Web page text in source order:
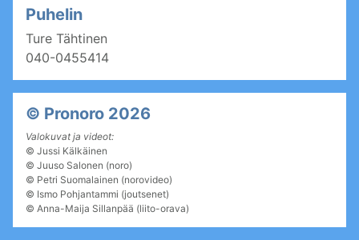
Puhelin
Ture Tähtinen
040-0455414
© Pronoro 2026
Valokuvat ja videot:
© Jussi Kälkäinen
© Juuso Salonen (noro)
© Petri Suomalainen (norovideo)
© Ismo Pohjantammi (joutsenet)
© Anna-Maija Sillanpää (liito-orava)